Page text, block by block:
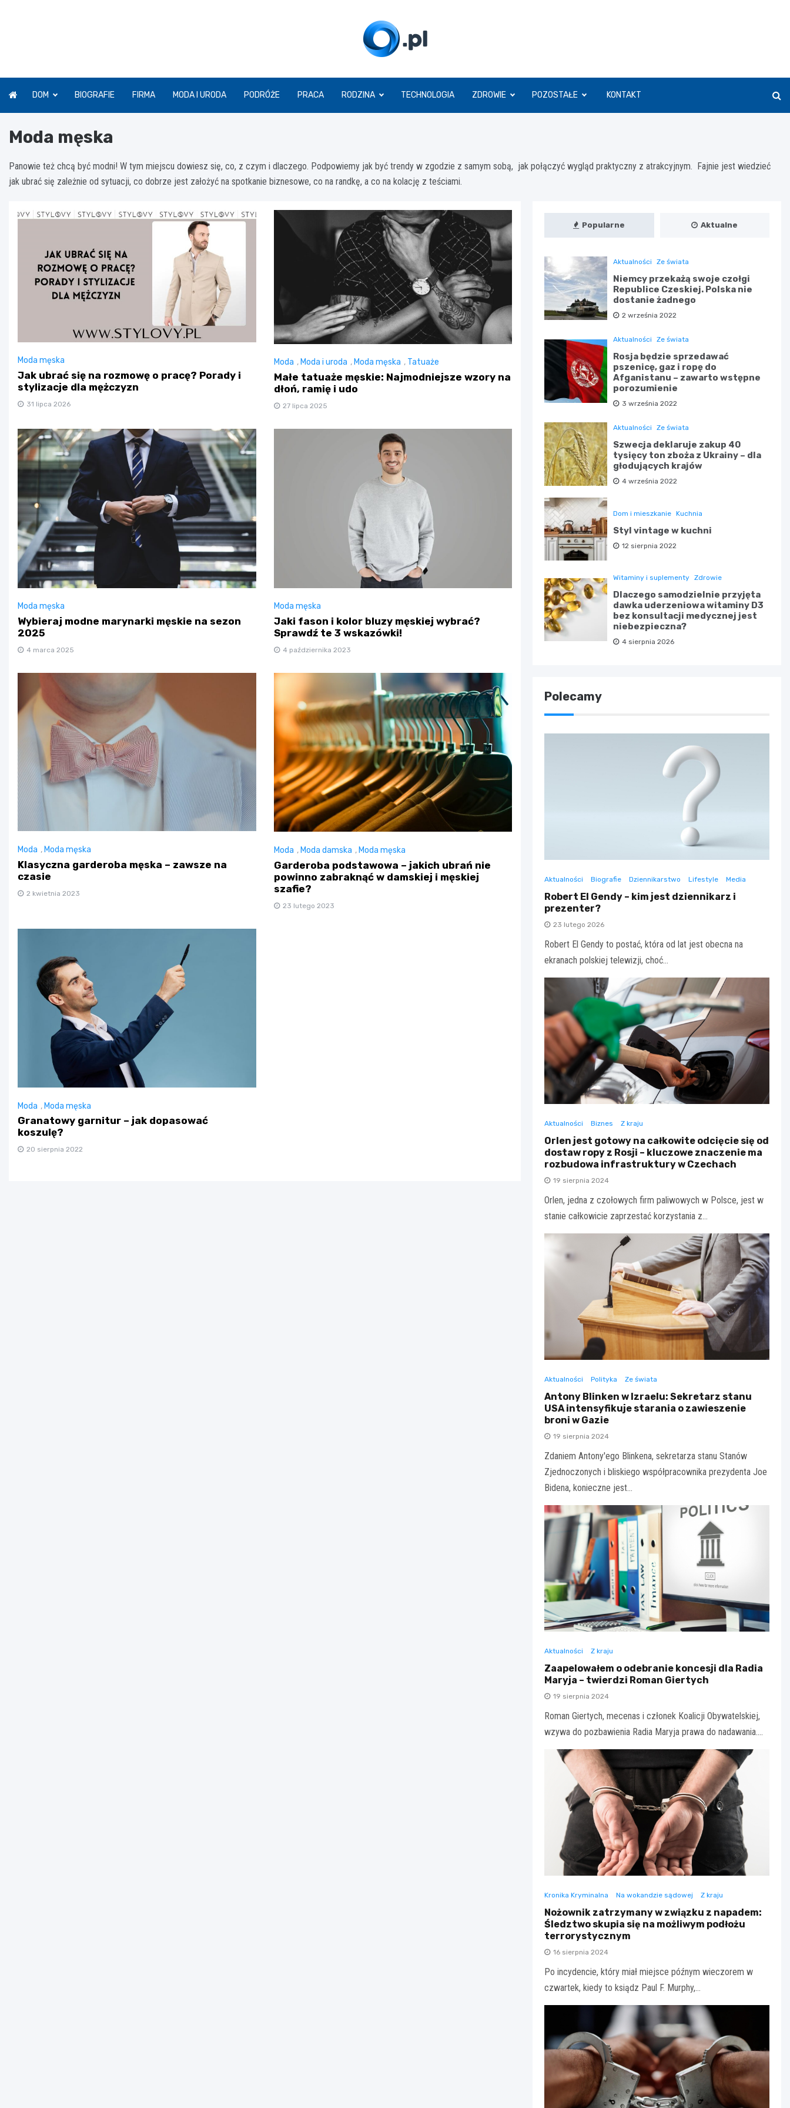
O.pl
DOM BIOGRAFIE FIRMA MODA I URODA PODRÓŻE PRACA RODZINA TECHNOLOGIA ZDROWIE POZOSTAŁE KONTAKT
Moda męska
Panowie też chcą być modni! W tym miejscu dowiesz się, co, z czym i dlaczego. Podpowiemy jak być trendy w zgodzie z samym sobą, jak połączyć wygląd praktyczny z atrakcyjnym. Fajnie jest wiedzieć
jak ubrać się zależnie od sytuacji, co dobrze jest założyć na spotkanie biznesowe, co na randkę, a co na kolację z teściami.
Moda męska
Jak ubrać się na rozmowę o pracę? Porady i
stylizacje dla mężczyzn
31 lipca 2026
Moda ,Moda i uroda ,Moda męska , Tatuaże
Małe tatuaże męskie: Najmodniejsze wzory na
dłoń, ramię i udo
27 lipca 2025
Moda męska
Wybieraj modne marynarki męskie na sezon
2025
4 marca 2025
Moda męska
Jaki fason i kolor bluzy męskiej wybrać?
Sprawdź te 3 wskazówki!
4 października 2023
Moda , Moda męska
Klasyczna garderoba męska – zawsze na
czasie
2 kwietnia 2023
Moda , Moda damska , Moda męska
Garderoba podstawowa – jakich ubrań nie
powinno zabraknąć w damskiej i męskiej
szafie?
23 lutego 2023
Moda , Moda męska
Granatowy garnitur – jak dopasować
koszulę?
20 sierpnia 2022
Popularne Aktualne
Aktualności Ze świata
Niemcy przekażą swoje czołgi
Republice Czeskiej. Polska nie
dostanie żadnego
2 września 2022
Aktualności Ze świata
Rosja będzie sprzedawać
pszenicę, gaz i ropę do
Afganistanu – zawarto wstępne
porozumienie
3 września 2022
Aktualności Ze świata
Szwecja deklaruje zakup 40
tysięcy ton zboża z Ukrainy – dla
głodujących krajów
4 września 2022
Dom i mieszkanie Kuchnia
Styl vintage w kuchni
12 sierpnia 2022
Witaminy i suplementy Zdrowie
Dlaczego samodzielnie przyjęta
dawka uderzeniowa witaminy D3
bez konsultacji medycznej jest
niebezpieczna?
4 sierpnia 2026
Polecamy
Aktualności Biografie Dziennikarstwo Lifestyle Media
Robert El Gendy – kim jest dziennikarz i
prezenter?
23 lutego 2026
Robert El Gendy to postać, która od lat jest obecna na
ekranach polskiej telewizji, choć…
Aktualności Biznes Z kraju
Orlen jest gotowy na całkowite odcięcie się od
dostaw ropy z Rosji – kluczowe znaczenie ma
rozbudowa infrastruktury w Czechach
19 sierpnia 2024
Orlen, jedna z czołowych firm paliwowych w Polsce, jest w
stanie całkowicie zaprzestać korzystania z…
Aktualności Polityka Ze świata
Antony Blinken w Izraelu: Sekretarz stanu
USA intensyfikuje starania o zawieszenie
broni w Gazie
19 sierpnia 2024
Zdaniem Antony'ego Blinkena, sekretarza stanu Stanów
Zjednoczonych i bliskiego współpracownika prezydenta Joe
Bidena, konieczne jest…
Aktualności Z kraju
Zaapelowałem o odebranie koncesji dla Radia
Maryja – twierdzi Roman Giertych
19 sierpnia 2024
Roman Giertych, mecenas i członek Koalicji Obywatelskiej,
wzywa do pozbawienia Radia Maryja prawa do nadawania.…
Kronika Kryminalna Na wokandzie sądowej Z kraju
Nożownik zatrzymany w związku z napadem:
Śledztwo skupia się na możliwym podłożu
terrorystycznym
16 sierpnia 2024
Po incydencie, który miał miejsce późnym wieczorem w
czwartek, kiedy to ksiądz Paul F. Murphy,…